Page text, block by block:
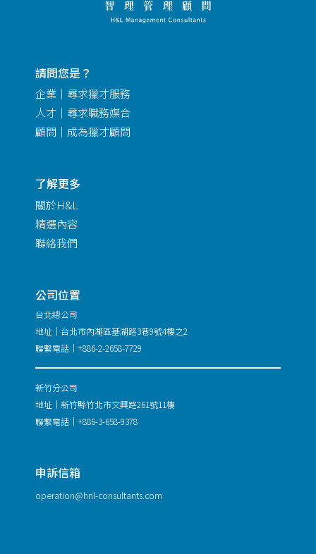
請問您是？
企業｜尋求獵才服務
人才｜尋求職務媒合
顧問｜成為獵才顧問
了解更多
關於H&L
精選內容
聯絡我們
公司位置
台北總公司
地址｜台北市內湖區基湖路3巷9號4樓之2
聯繫電話｜+886-2-2658-7729
新竹分公司
地址｜新竹縣竹北市文興路261號11樓
聯繫電話｜+886-3-658-9378
申訴信箱
operation@hnl-consultants.com